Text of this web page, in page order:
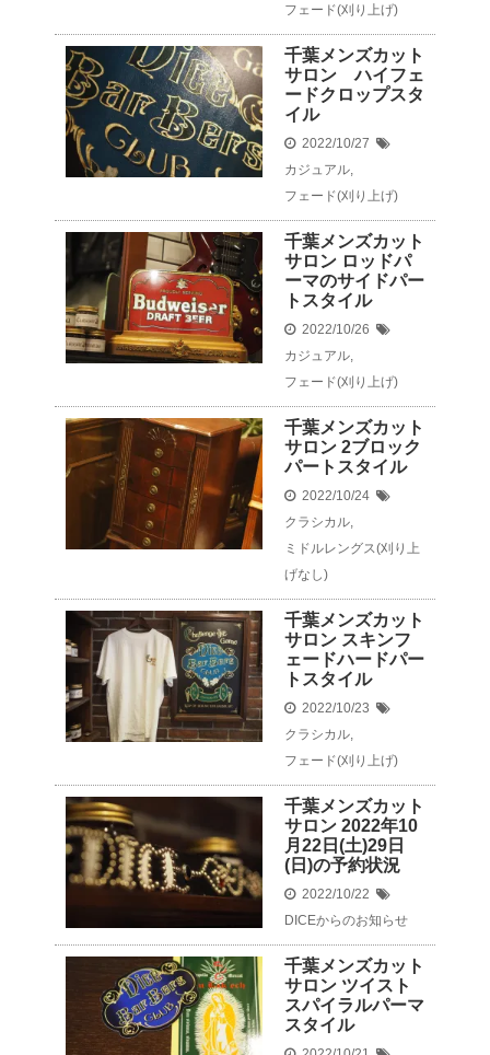
フェード(刈り上げ)
千葉メンズカット
サロン ハイフェ
ードクロップスタ
イル
2022/10/27
カジュアル,
フェード(刈り上げ)
千葉メンズカット
サロン ロッドパ
ーマのサイドパー
トスタイル
2022/10/26
カジュアル,
フェード(刈り上げ)
千葉メンズカット
サロン 2ブロック
パートスタイル
2022/10/24
クラシカル,
ミドルレングス(刈り上
げなし)
千葉メンズカット
サロン スキンフ
ェードハードパー
トスタイル
2022/10/23
クラシカル,
フェード(刈り上げ)
千葉メンズカット
サロン 2022年10
月22日(土)29日
(日)の予約状況
2022/10/22
DICEからのお知らせ
千葉メンズカット
サロン ツイスト
スパイラルパーマ
スタイル